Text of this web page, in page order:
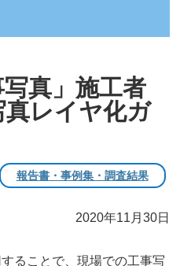
写真」施工者
レイヤ化ガ
報告書・事例集・調査結果
2020年11月30日
ることで、現場での工事写